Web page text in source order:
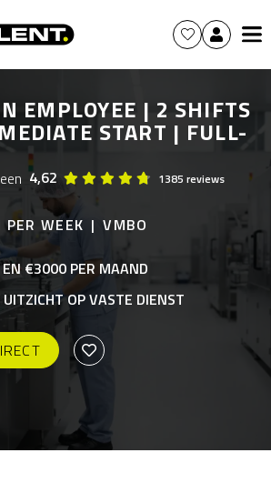
EMPLOYEE | 2 SHIFTS
START | FULL-
4,62 1385 reviews
WEEK
VMBO
€3000 PER MAAND
OP VASTE DIENST